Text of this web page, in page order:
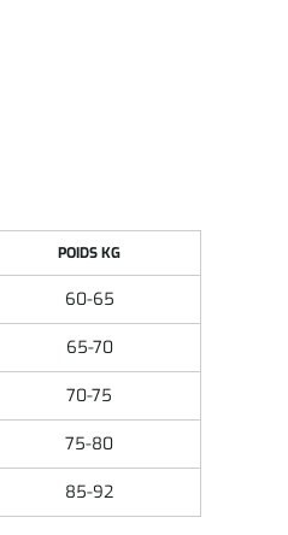
POIDS KG
60-65
65-70
70-75
75-80
85-92